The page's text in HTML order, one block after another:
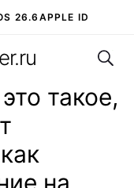
26.6 APPLE ID
OZON БАНК
такое,